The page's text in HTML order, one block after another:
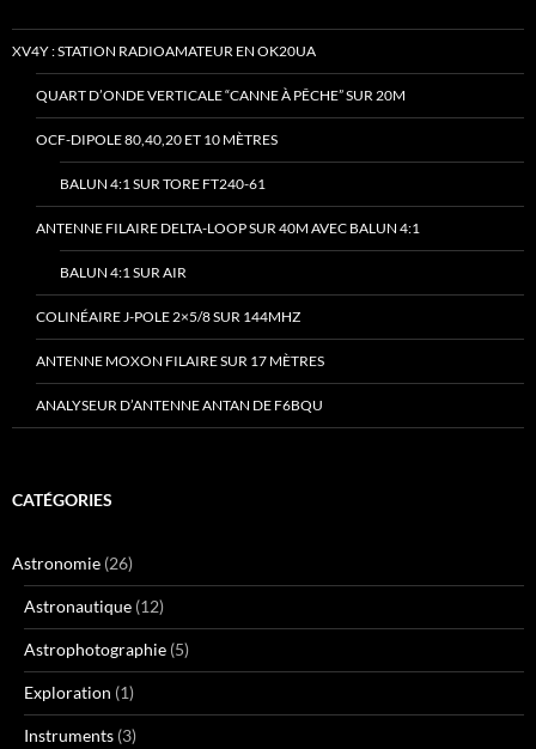
XV4Y : STATION RADIOAMATEUR EN OK20UA
QUART D’ONDE VERTICALE “CANNE À PÊCHE” SUR 20M
OCF-DIPOLE 80,40,20 ET 10 MÈTRES
BALUN 4:1 SUR TORE FT240-61
ANTENNE FILAIRE DELTA-LOOP SUR 40M AVEC BALUN 4:1
BALUN 4:1 SUR AIR
COLINÉAIRE J-POLE 2×5/8 SUR 144MHZ
ANTENNE MOXON FILAIRE SUR 17 MÈTRES
ANALYSEUR D’ANTENNE ANTAN DE F6BQU
CATÉGORIES
Astronomie (26)
Astronautique (12)
Astrophotographie (5)
Exploration (1)
Instruments (3)